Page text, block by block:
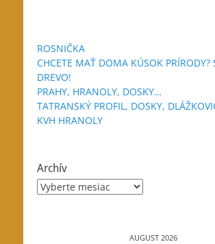
ROSNIČKA
CHCETE MAŤ DOMA KÚSOK PRÍRODY?
DREVO!
PRAHY, HRANOLY, DOSKY…
TATRANSKÝ PROFIL, DOSKY,
KVH HRANOLY
Archív
Archív
AUGUST 2026